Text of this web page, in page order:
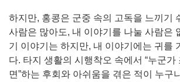
하지만, 홍콩은 군중 속의 고독을 느끼기
사람은 많아도, 내 이야기를 나눌 사람은
기 이야기는 하지만, 내 이야기에는 귀를
다. 타지 생활의 시행착오 속에서 “누군가
면”하는 후회와 아쉬움을 겪은 적이 누구